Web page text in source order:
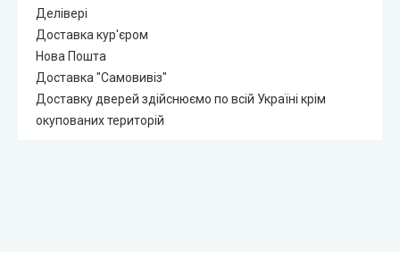
Делівері
Доставка кур'єром
Нова Пошта
Доставка "Самовивіз"
Доставку дверей здійснюємо по всій Україні крім
окупованих територій